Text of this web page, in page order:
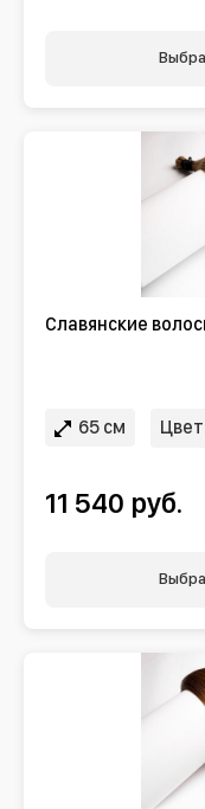
Славянские
65 см
11 540 руб.